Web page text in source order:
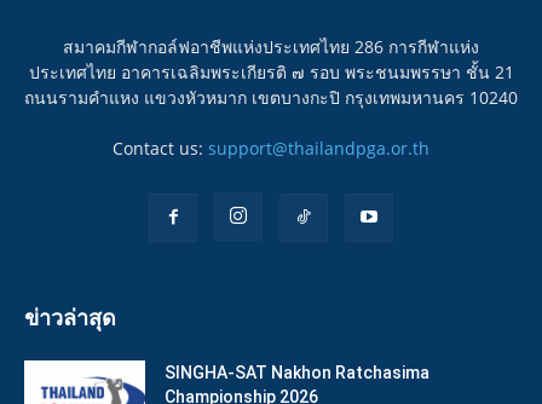
สมาคมกีฬากอล์ฟอาชีพแห่งประเทศไทย 286 การกีฬาแห่ง
ประเทศไทย อาคารเฉลิมพระเกียรติ ๗ รอบ พระชนมพรรษา ชั้น 21
ถนนรามคำแหง แขวงหัวหมาก เขตบางกะปิ กรุงเทพมหานคร 10240
Contact us: support@thailandpga.or.th
ข่าวล่าสุด
SINGHA-SAT Nakhon Ratchasima
Championship 2026